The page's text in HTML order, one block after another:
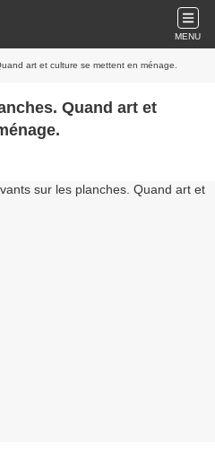
MENU
art et culture se mettent en ménage.
Quand art et